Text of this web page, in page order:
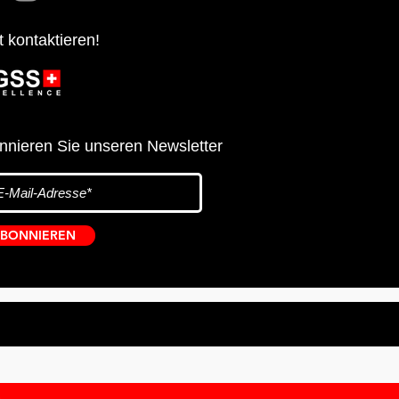
kontaktieren!
Sie unseren Newsletter